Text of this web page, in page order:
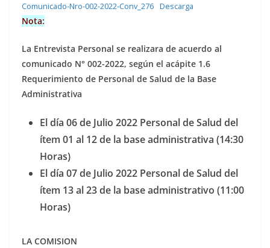
Comunicado-Nro-002-2022-Conv_276 Descarga
Nota:
La Entrevista Personal se realizara de acuerdo al
comunicado N° 002-2022, según el acápite 1.6
Requerimiento de Personal de Salud de la Base
Administrativa
El día 06 de Julio 2022 Personal de Salud del
ítem 01 al 12 de la base administrativa (14:30
Horas)
El día 07 de Julio 2022 Personal de Salud del
ítem 13 al 23 de la base administrativo (11:00
Horas)
LA COMISION